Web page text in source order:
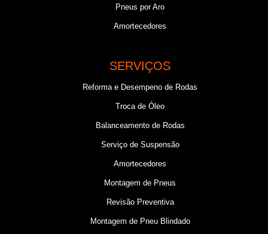
Pneus por Aro
Amortecedores
SERVIÇOS
Reforma e Desempeno de Rodas
Troca de Óleo
Balanceamento de Rodas
Serviço de Suspensão
Amortecedores
Montagem de Pneus
Revisão Preventiva
Montagem de Pneu Blindado